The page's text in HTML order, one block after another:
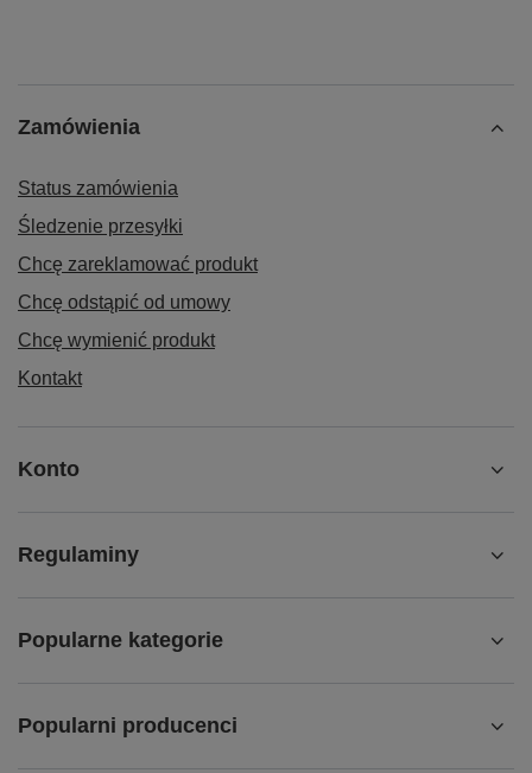
Zamówienia
Status zamówienia
Śledzenie przesyłki
Chcę zareklamować produkt
Chcę odstąpić od umowy
Chcę wymienić produkt
Kontakt
Konto
Regulaminy
Popularne kategorie
Popularni producenci